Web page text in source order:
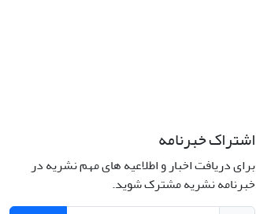
اشتراک خبرنامه
برای دریافت اخبار و اطلاعیه های مهم نشریه در
خبرنامه نشریه مشترک شوید.